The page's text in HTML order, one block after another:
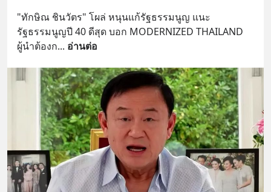
"ทักษิณ ชินวัตร" โผล่ หนุนแก้รัฐธรรมนูญ แนะ
รัฐธรรมนูญปี 40 ดีสุด บอก MODERNIZED THAILAND
ผู้นำต้องก... อ่านต่อ